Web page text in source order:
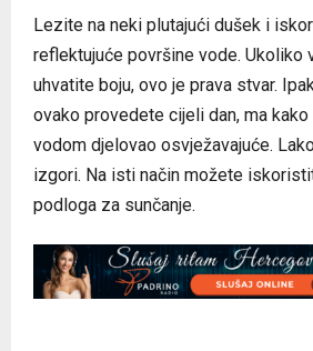
Lezite na neki plutajući dušek i
reflektujuće površine vode. Ukoliko
uhvatite boju, ovo je prava stvar.
ovako provedete cijeli dan, ma
vodom djelovao osvježavajuće.
izgori. Na isti način možete
podloga za sunčanje.